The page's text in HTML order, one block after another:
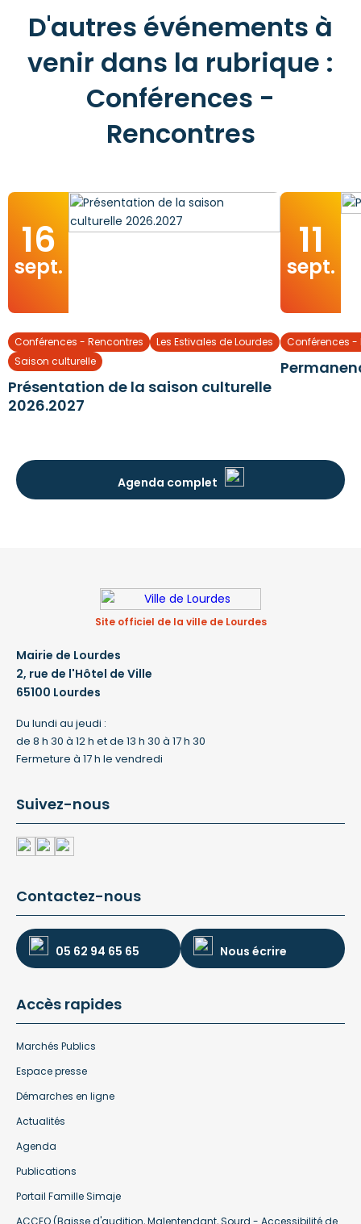
D'autres événements à
venir dans la rubrique :
Conférences -
Rencontres
16
sept.
Conférences - Rencontres
Les Estivales de Lourdes
Saison culturelle
Présentation de la saison culturelle
2026.2027
11
sept.
Conférences -
Agenda complet
Site officiel de la ville de Lourdes
Mairie de Lourdes
2, rue de l'Hôtel de Ville
65100 Lourdes
Du lundi au jeudi :
de 8 h 30 à 12 h et de 13 h 30 à 17 h 30
Fermeture à 17 h le vendredi
Suivez-nous
Contactez-nous
05 62 94 65 65 Nous écrire
Accès rapides
Marchés Publics
Espace presse
Démarches en ligne
Actualités
Agenda
Publications
Portail Famille Simaje